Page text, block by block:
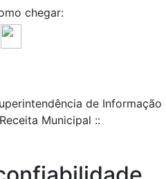
chegar:
de Informação
Municipal ::